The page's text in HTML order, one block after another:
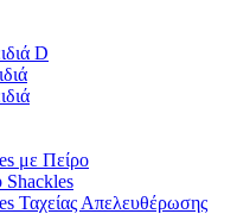
D
με Πείρο
Shackles
Ταχείας Απελευθέρωσης